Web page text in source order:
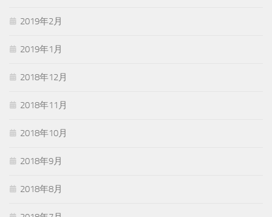
2019年2月
2019年1月
2018年12月
2018年11月
2018年10月
2018年9月
2018年8月